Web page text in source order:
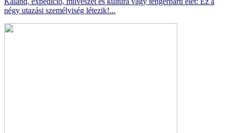
négy utazási személyiség létezik!...